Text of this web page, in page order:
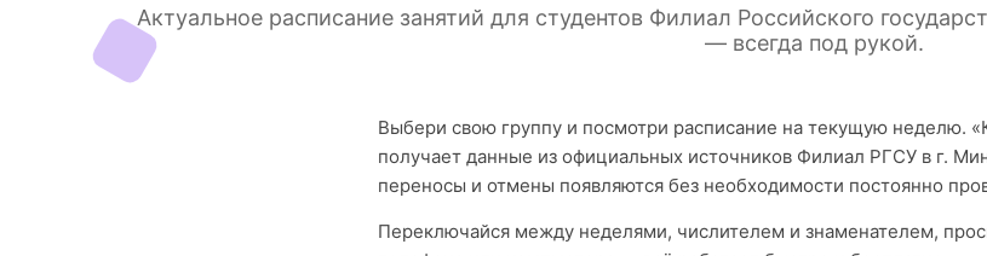
Актуальное расписание занятий для студентов Филиал Российского
— всегда под рукой.
Выбери свою группу и посмотри расписание на текущую неделю.
получает данные из официальных источников Филиал РГСУ в г.
переносы и отмены появляются без необходимости постоянно
Переключайся между неделями, числителем и знаменателем,